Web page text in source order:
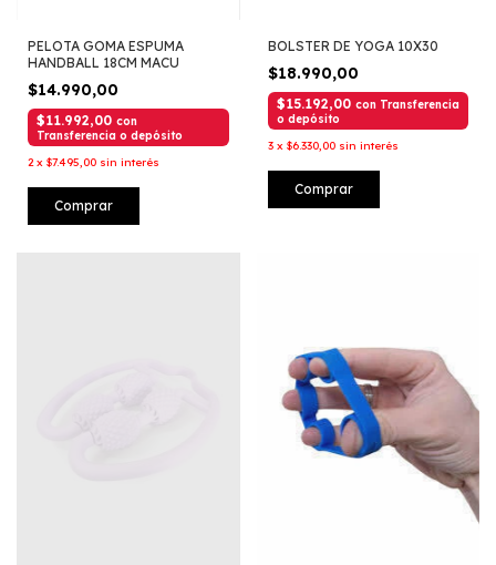
PELOTA GOMA ESPUMA
HANDBALL 18CM MACU
$14.990,00
$11.992,00 con
Transferencia o depósito
2 x $7.495,00 sin interés
Comprar
BOLSTER DE YOGA 10X30
$18.990,00
$15.192,00 con Transferencia
o depósito
3 x $6.330,00 sin interés
Comprar